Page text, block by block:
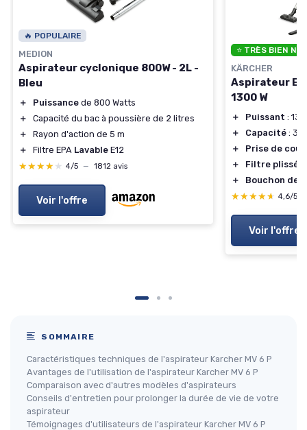
🔥 POPULAIRE
MEDION
Aspirateur cyclonique 800W - 2L -
Bleu
＋ Puissance de 800 Watts
＋
Capacité du bac à poussière de 2 litres
＋
Rayon d'action de 5 m
＋
Filtre EPA Lavable E12
★★★★★
★★★★★ 4/5 — 1812 avis
Voir l'offre
⭐ TRÈS BIEN
KÄRCHER
Aspirateur
1300 W
＋ Puissant :
＋
Capacité : 30 l
＋
Prise de
＋
Filtre plissé
＋
Bouchon de
★★★★★
★★★★★ 4,6/5
Voir l'offre
SOMMAIRE
Caractéristiques techniques de l'aspirateur Karcher MV 6 P
Avantages de l'utilisation de l'aspirateur Karcher MV 6 P
Comparaison avec d'autres modèles d'aspirateurs
Conseils d'entretien pour prolonger la durée de vie de votre
aspirateur
Témoignages d'utilisateurs de l'aspirateur Karcher MV 6 P